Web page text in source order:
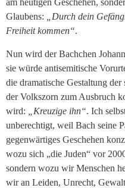
am heutigen Geschehen,
Glaubens:
„Durch dein
Freiheit kommen“.
Nun wird der Bachchen
sie würde antisemitische
die dramatische Gestaltung
der Volkszorn zum Ausbruch
wird: „Kreuzige ihn“. Ich
unberechtigt, weil Bach seine
gegenwärtiges Geschehen
wozu sich „die Juden“ vor
sondern wozu wir Menschen
wir an Leiden, Unrecht,